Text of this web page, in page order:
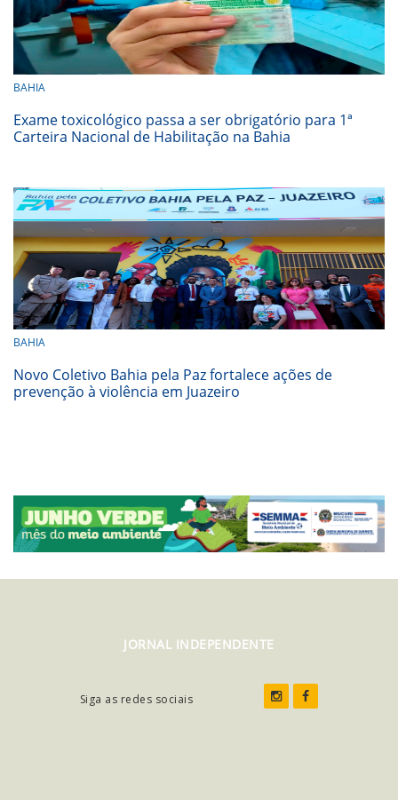
BAHIA
Exame toxicológico passa a ser obrigatório para 1ª
Carteira Nacional de Habilitação na Bahia
BAHIA
Novo Coletivo Bahia pela Paz fortalece ações de
prevenção à violência em Juazeiro
JORNAL INDEPENDENTE
Siga as redes sociais